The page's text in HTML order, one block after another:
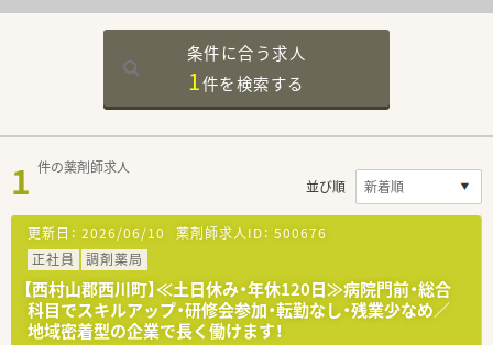
条件に合う求人
1件を検索する
1 件の薬剤師求人
並び順
更新日： 2026/06/10 薬剤師求人ID： 500676
正社員
調剤薬局
【西村山郡西川町】≪土日休み・年休120日≫病院門前・総合
科目でスキルアップ・研修会参加・転勤なし・残業少なめ／
地域密着型の企業で長く働けます！